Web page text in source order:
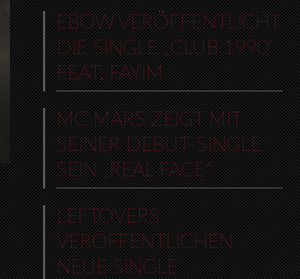
EBOW VERÖFFENTLICHT
DIE SINGLE „CLUB 1990“
FEAT. FAYIM
MC MARS ZEIGT MIT
SEINER DEBUT-SINGLE
SEIN „REAL FACE“
LEFTOVERS
VERÖFFENTLICHEN
NEUE SINGLE